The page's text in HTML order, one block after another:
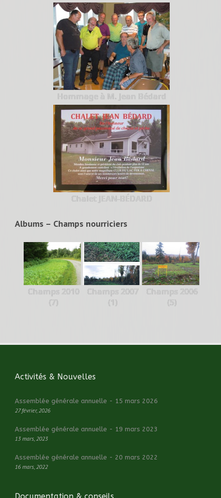
Hommage à M. Jean Bédard
Chalet JEAN-BÉDARD
Albums – Champs nourriciers
Champs 2010
(7)
Champs 2007
(1)
Champs 2006
(5)
Activités & Nouvelles
Assemblée générale annuelle - 15 mars 2026
27 février, 2026
Assemblée générale annuelle - 19 mars 2023
13 mars, 2023
Assemblée générale annuelle - 20 mars 2022
16 mars, 2022
Documentation & conseils